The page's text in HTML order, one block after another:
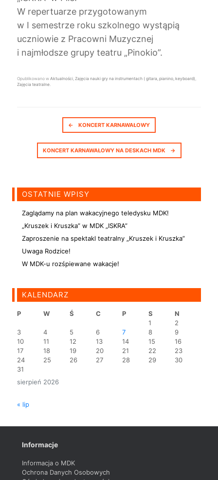
W repertuarze przygotowanym
w I semestrze roku szkolnego wystąpią
uczniowie z Pracowni Muzycznej
i najmłodsze grupy teatru „Pinokio”.
Opublikowano w Aktualności Zajęcia nauki gry na instrumentach ( gitara, pianino, keyboard)
Zajęcia teatralne
Nawigacja postów
← KONCERT KARNAWAŁOWY
KONCERT KARNAWAŁOWY NA DESKACH MDK →
OSTATNIE WPISY
Zaglądamy na plan wakacyjnego teledysku MDK!
„Kruszek i Kruszka” w MDK „ISKRA”
Zaproszenie na spektakl teatralny „Kruszek i Kruszka”
Uwaga Rodzice!
W MDK-u rozśpiewane wakacje!
KALENDARZ
sierpień 2026
P W Ś C P S
N
1
2
3
4 5 6 7 8
9
10
11 12 13 14 15
16
17
18 19 20 21 22
23
24
25 26 27 28 29
30
31
« lip
Informacje
Informacja o MDK
Ochrona Danych Osobowych